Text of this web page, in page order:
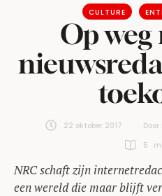
CULTURE
Op weg
22 oktober 2017 Door:
5
NRC schaft zijn
een wereld die maar blijft